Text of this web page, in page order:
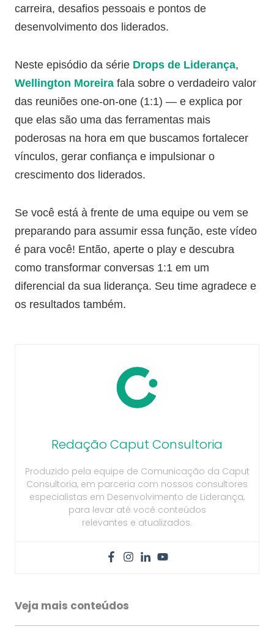
carreira, desafios pessoais e pontos de
desenvolvimento dos liderados.
Neste episódio da série Drops de Liderança,
Wellington Moreira fala sobre o verdadeiro valor
das reuniões one-on-one (1:1) — e explica por
que elas são uma das ferramentas mais
poderosas na hora em que buscamos fortalecer
vínculos, gerar confiança e impulsionar o
crescimento dos liderados.
Se você está à frente de uma equipe ou vem se
preparando para assumir essa função, este vídeo
é para você! Então, aperte o play e descubra
como transformar conversas 1:1 em um
diferencial da sua liderança. Seu time agradece e
os resultados também.
Redação Caput Consultoria
Produzido pela equipe de Comunicação da Caput
Consultoria, em parceria com nossos consultores
especialistas em Desenvolvimento de Liderança,
para levar até você conteúdos
relevantes e atualizados.
Veja mais conteúdos